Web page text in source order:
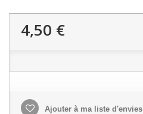
4,50 €
Ajouter à ma liste d'envies